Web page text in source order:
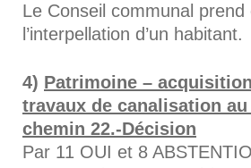
Le Conseil communal
l’interpellation d’un habitant.
Patrimoine –
travaux de canalisation au
chemin 22.-Décision
Par 11 OUI et 8